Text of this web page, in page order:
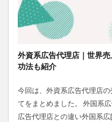
外資系広告代理店｜世界
功法も紹介
今回は、外資系広告代理店
てをまとめました。 外国系
広告代理店との違い外国系